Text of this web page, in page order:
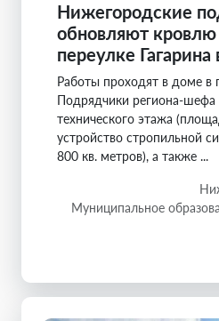
Нижегородские
обновляют
переулке
Работы проходят в доме в
Подрядчики региона-
технического этажа
устройство стропильной
800 кв. метров), а также ...
Муниципальное